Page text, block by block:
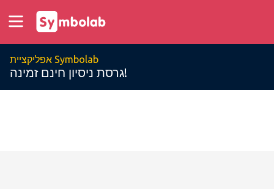
אפליקציית Symbolab
גרסת ניסיון חינם זמינה!